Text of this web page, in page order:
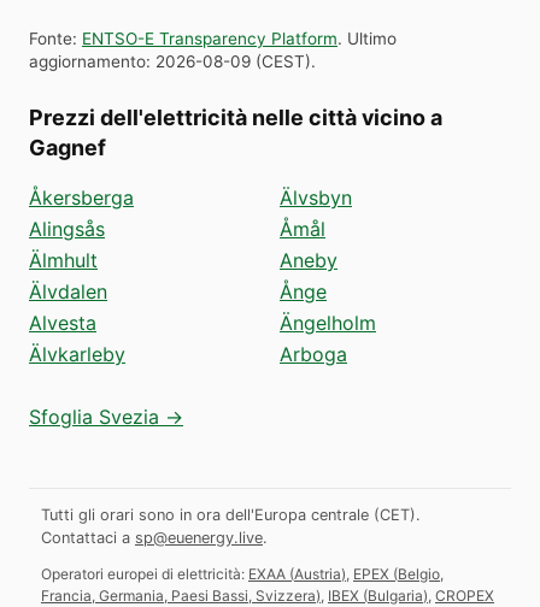
Fonte: ENTSO-E Transparency Platform. Ultimo
aggiornamento: 2026-08-09 (CEST).
Prezzi dell'elettricità nelle città vicino a
Gagnef
Åkersberga
Alingsås
Älmhult
Älvdalen
Alvesta
Älvkarleby
Älvsbyn
Åmål
Aneby
Ånge
Ängelholm
Arboga
Sfoglia Svezia →
Tutti gli orari sono in ora dell'Europa centrale (CET).
Contattaci a sp@euenergy.live.
Operatori europei di elettricità: EXAA (Austria) EPEX (Belgio,
Francia, Germania, Paesi Bassi, Svizzera) IBEX (Bulgaria) CROPEX